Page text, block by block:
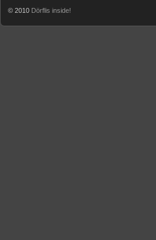
© 2010 Dörflis inside!